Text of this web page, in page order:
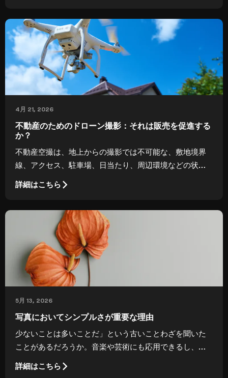
4月 21, 2026
不動産のためのドローン撮影：それは販売を促進する
か？
不動産空撮は、地上からの撮影では不可能な、敷地境界
線、アクセス、駐車場、日当たり、周辺環境などの状況
詳細はこちら
5月 13, 2026
写真においてシンプルさが重要な理由
少ないことは多いことだ」という古いことわざを聞いた
ことがあるだろうか。音楽や芸術にも応用できるし、ど
きる。時として、人はより多くのことをすれば、より多
詳細はこちら